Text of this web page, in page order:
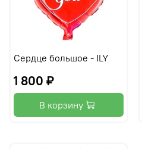
Сердце большое - ILY
1 800 ₽
В корзину